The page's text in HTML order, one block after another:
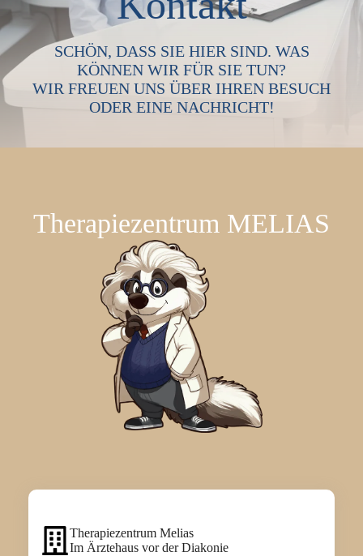
SCHÖN, DASS SIE HIER SIND. WAS
KÖNNEN WIR FÜR SIE TUN?
WIR FREUEN UNS ÜBER IHREN BESUCH
ODER EINE NACHRICHT!
Therapiezentrum MELIAS
Therapiezentrum Melias
Im Ärztehaus vor der Diakonie